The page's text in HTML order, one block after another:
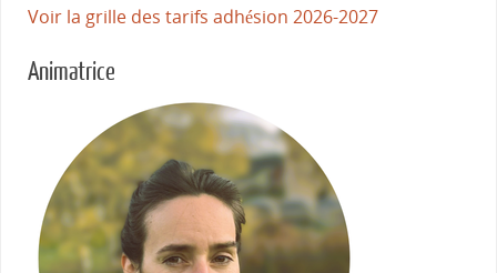
Voir la grille des tarifs adhésion 2026-2027
Animatrice